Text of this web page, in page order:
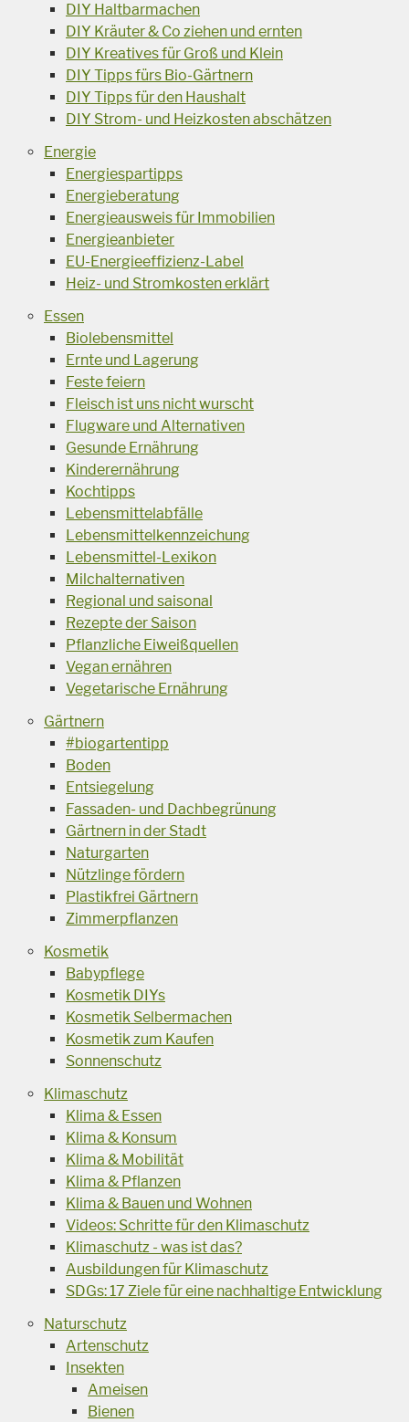
DIY Haltbarmachen
DIY Kräuter & Co ziehen und ernten
DIY Kreatives für Groß und Klein
DIY Tipps fürs Bio-Gärtnern
DIY Tipps für den Haushalt
DIY Strom- und Heizkosten abschätzen
Energie
Energiespartipps
Energieberatung
Energieausweis für Immobilien
Energieanbieter
EU-Energieeffizienz-Label
Heiz- und Stromkosten erklärt
Essen
Biolebensmittel
Ernte und Lagerung
Feste feiern
Fleisch ist uns nicht wurscht
Flugware und Alternativen
Gesunde Ernährung
Kinderernährung
Kochtipps
Lebensmittelabfälle
Lebensmittelkennzeichung
Lebensmittel-Lexikon
Milchalternativen
Regional und saisonal
Rezepte der Saison
Pflanzliche Eiweißquellen
Vegan ernähren
Vegetarische Ernährung
Gärtnern
#biogartentipp
Boden
Entsiegelung
Fassaden- und Dachbegrünung
Gärtnern in der Stadt
Naturgarten
Nützlinge fördern
Plastikfrei Gärtnern
Zimmerpflanzen
Kosmetik
Babypflege
Kosmetik DIYs
Kosmetik Selbermachen
Kosmetik zum Kaufen
Sonnenschutz
Klimaschutz
Klima & Essen
Klima & Konsum
Klima & Mobilität
Klima & Pflanzen
Klima & Bauen und Wohnen
Videos: Schritte für den Klimaschutz
Klimaschutz - was ist das?
Ausbildungen für Klimaschutz
SDGs: 17 Ziele für eine nachhaltige Entwicklung
Naturschutz
Artenschutz
Insekten
Ameisen
Bienen